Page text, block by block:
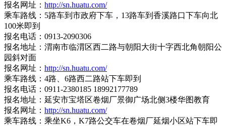
报名网址： http://sn.huatu.com/
乘车路线：5路车到市政府下车，13路车到香溪路口下车向北
100米即到
报名电话：0913-2090306
报名地址：渭南市临渭区西二路与朝阳大街十字西北角朝阳公
园斜对面
报名网址： http://sn.huatu.com/
乘车路线：4路、6路西二路站下车即到
报名电话：0911-2380185 18992177789
报名地址：延安市宝塔区卷烟厂景御广场北侧3楼华图教育
报名网址： http://sn.huatu.com/
乘车路线：乘坐K6，K7路公交车在卷烟厂延烟小区站下车即